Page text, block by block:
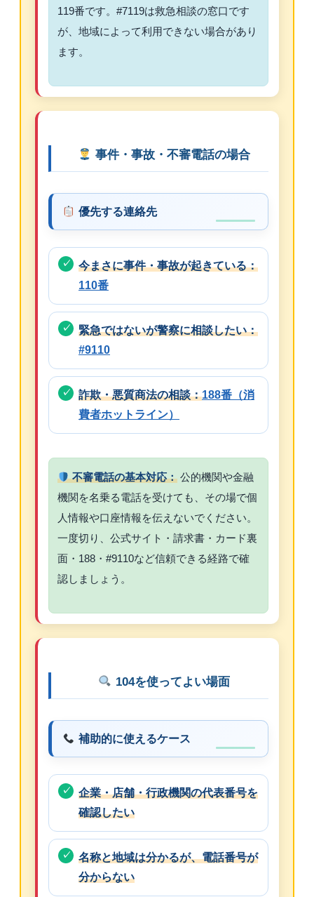
119番です。#7119は救急相談の窓口です
が、地域によって利用できない場合があり
ます。
事件・事故・不審電話の場合
優先する連絡先
今まさに事件・事故が起きている：
110番
緊急ではないが警察に相談したい：
#9110
詐欺・悪質商法の相談：188番（消
費者ホットライン）
不審電話の基本対応： 公的機関や金融
機関を名乗る電話を受けても、その場で個
人情報や口座情報を伝えないでください。
一度切り、公式サイト・請求書・カード裏
面・188・#9110など信頼できる経路で確
認しましょう。
104を使ってよい場面
補助的に使えるケース
企業・店舗・行政機関の代表番号を
確認したい
名称と地域は分かるが、電話番号が
分からない